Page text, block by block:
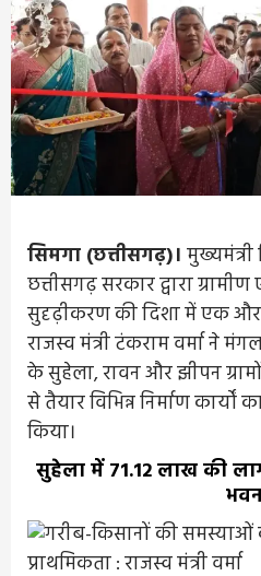
सिमगा (छत्तीसगढ़)।
छत्तीसगढ़ सरकार द्वारा
सुदृढ़ीकरण की दिशा में एक और
राजस्व मंत्री टंकराम वर्मा ने
के सुहेला, रावन और झीपन
से तैयार विभिन्न निर्माण
किया।
सुहेला में 71.12 लाख की